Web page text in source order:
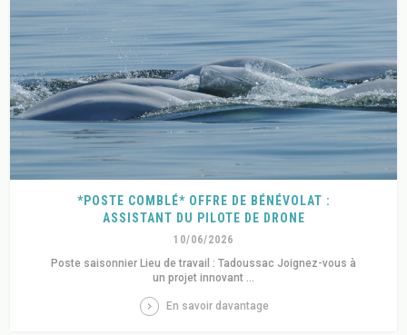
*POSTE COMBLÉ* OFFRE DE BÉNÉVOLAT :
ASSISTANT DU PILOTE DE DRONE
10/06/2026
Poste saisonnier Lieu de travail : Tadoussac Joignez-vous à
un projet innovant ...
En savoir davantage